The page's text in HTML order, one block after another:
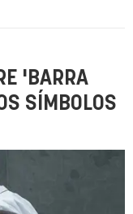
'BARRA
SÍMBOLOS